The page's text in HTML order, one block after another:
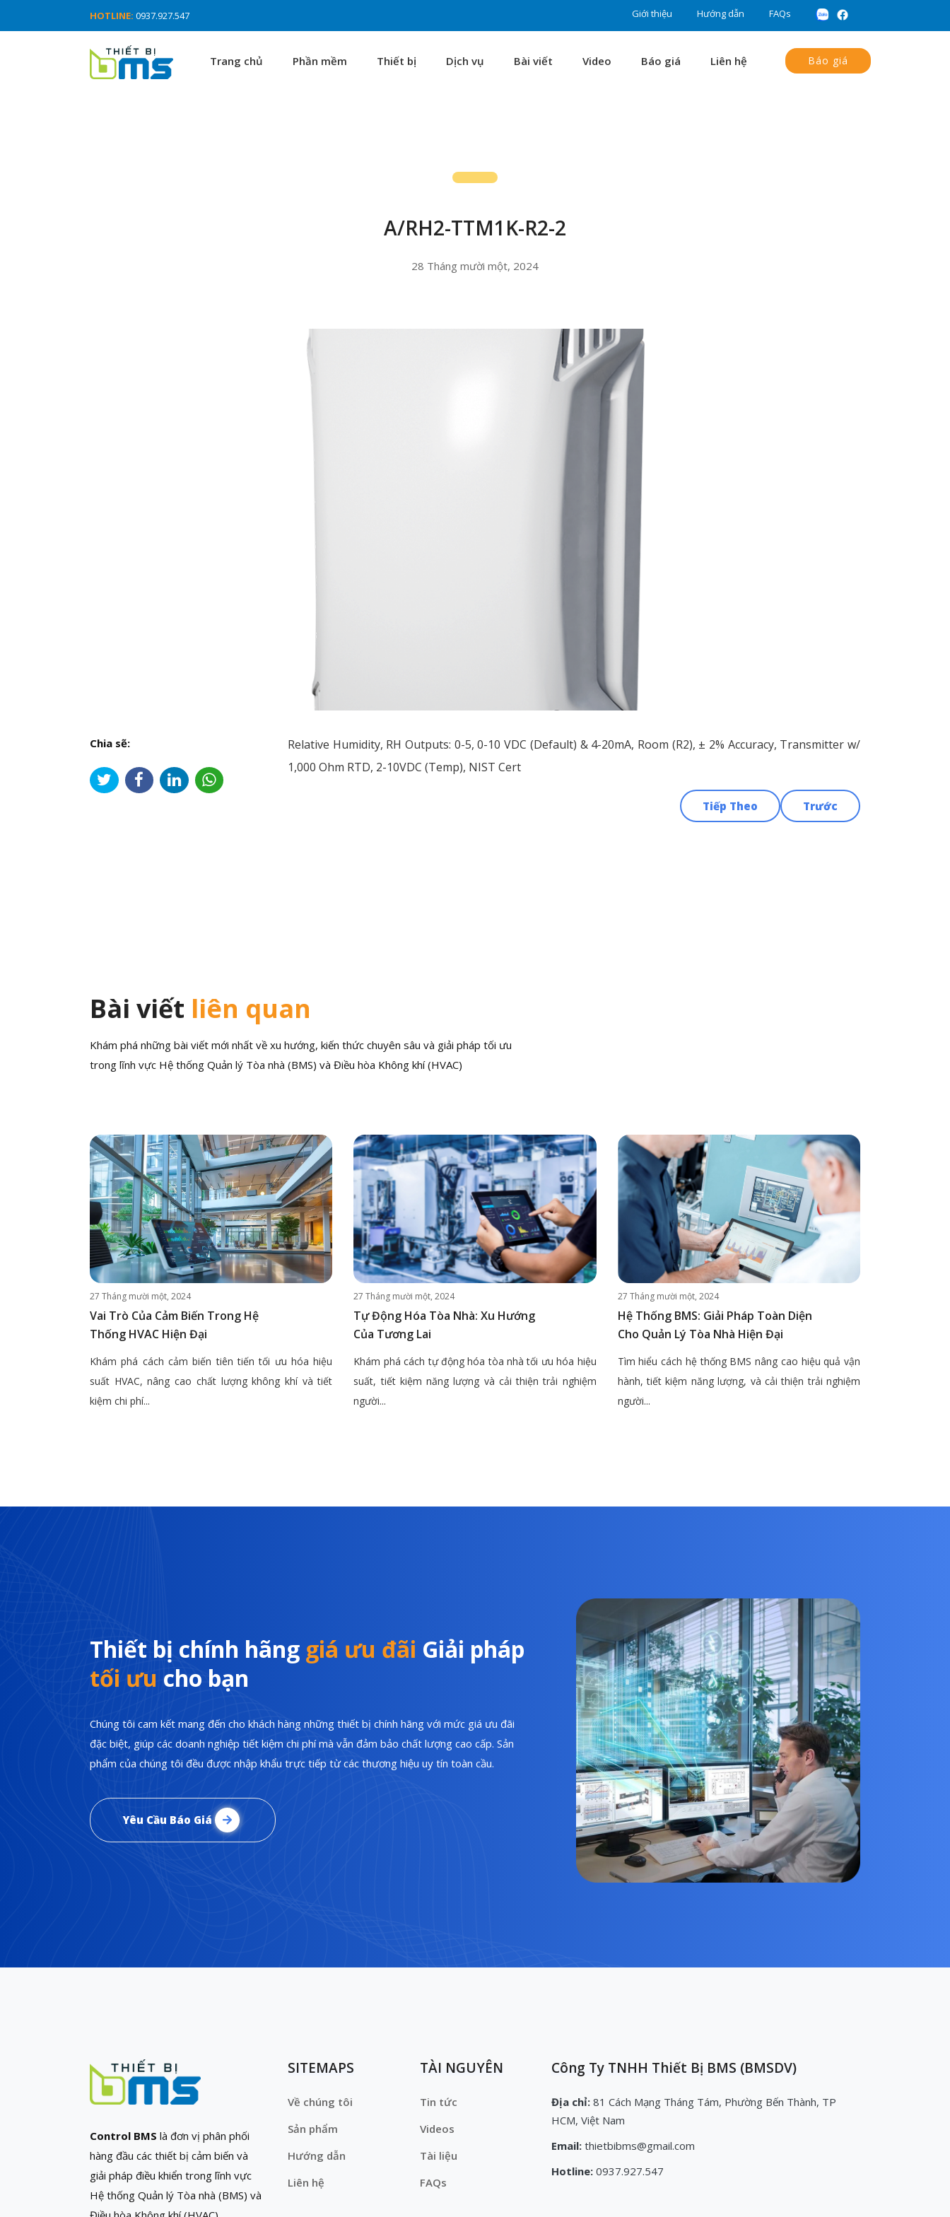
HOTLINE: 0937.927.547 Giới thiệu Hướng dẫn FAQs
Trang chủ Phần mềm Thiết bị Dịch vụ Bài viết Video Báo giá Liên hệ Báo giá
A/RH2-TTM1K-R2-2
28 Tháng mười một, 2024
Chia sẽ:
Relative Humidity, RH Outputs: 0-5, 0-10 VDC (Default) & 4-20mA, Room (R2), ± 2% Accuracy, Transmitter w/
1,000 Ohm RTD, 2-10VDC (Temp), NIST Cert
Trước
Tiếp Theo
Bài viết liên quan
Khám phá những bài viết mới nhất về xu hướng, kiến thức chuyên sâu và giải pháp tối ưu
trong lĩnh vực Hệ thống Quản lý Tòa nhà (BMS) và Điều hòa Không khí (HVAC)
27 Tháng mười một, 2024
Vai Trò Của Cảm Biến Trong Hệ
Thống HVAC Hiện Đại
Khám phá cách cảm biến tiên tiến tối ưu hóa hiệu
suất HVAC, nâng cao chất lượng không khí và tiết
kiệm chi phí...
27 Tháng mười một, 2024
Tự Động Hóa Tòa Nhà: Xu Hướng
Của Tương Lai
Khám phá cách tự động hóa tòa nhà tối ưu hóa hiệu
suất, tiết kiệm năng lượng và cải thiện trải nghiệm
người...
27 Tháng mười một, 2024
Hệ Thống BMS: Giải Pháp Toàn Diện
Cho Quản Lý Tòa Nhà Hiện Đại
Tìm hiểu cách hệ thống BMS nâng cao hiệu quả vận
hành, tiết kiệm năng lượng, và cải thiện trải nghiệm
người...
Thiết bị chính hãng giá ưu đãi Giải pháp
tối ưu cho bạn
Chúng tôi cam kết mang đến cho khách hàng những thiết bị chính hãng với mức giá ưu đãi
đặc biệt, giúp các doanh nghiệp tiết kiệm chi phí mà vẫn đảm bảo chất lượng cao cấp. Sản
phẩm của chúng tôi đều được nhập khẩu trực tiếp từ các thương hiệu uy tín toàn cầu.
Yêu Cầu Báo Giá
Control BMS là đơn vị phân phối
hàng đầu các thiết bị cảm biến và
giải pháp điều khiển trong lĩnh vực
Hệ thống Quản lý Tòa nhà (BMS) và
SITEMAPS
Về chúng tôi
Sản phẩm
Hướng dẫn
Liên hệ
TÀI NGUYÊN
Tin tức
Videos
Tài liệu
FAQs
Công Ty TNHH Thiết Bị BMS (BMSDV)
Địa chỉ: 81 Cách Mạng Tháng Tám, Phường Bến Thành, TP
HCM, Việt Nam
Email: thietbibms@gmail.com
Hotline: 0937.927.547